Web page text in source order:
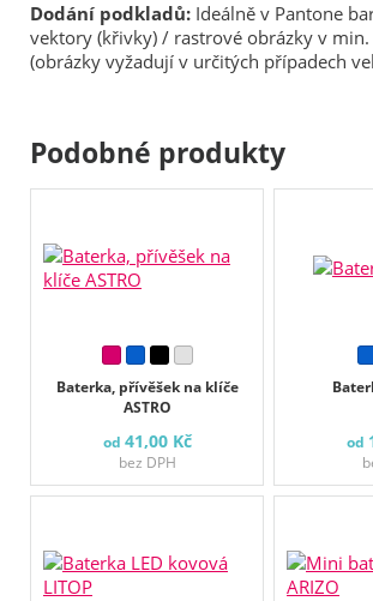
Dodání podkladů: Ideálně v Pantone
vektory (křivky) / rastrové obrázky v
(obrázky vyžadují v určitých případech
Podobné produkty
Baterka, přívěšek na klíče
ASTRO
od 41,00 Kč
bez DPH
od